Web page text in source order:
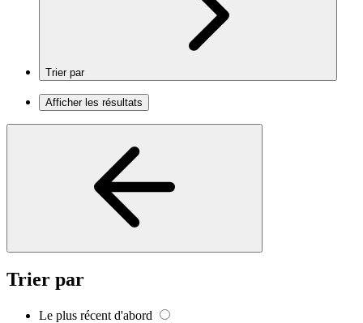
Trier par
Afficher les résultats
Trier par
Le plus récent d'abord